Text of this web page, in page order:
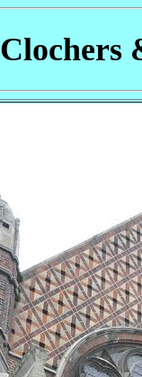
Clochers